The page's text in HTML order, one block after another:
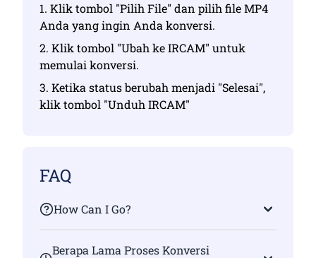
1. Klik tombol "Pilih File" dan pilih file MP4
Anda yang ingin Anda konversi.
2. Klik tombol "Ubah ke IRCAM" untuk
memulai konversi.
3. Ketika status berubah menjadi "Selesai",
klik tombol "Unduh IRCAM"
FAQ
How Can I Go?
Berapa Lama Proses Konversi